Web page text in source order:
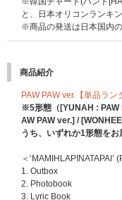
と、日本オリコンランキ
※商品の発送は日本国内
商品紹介
PAW PAW ver.【単品ラン
※5形態（[YUNAH : PAW
AW PAW ver.] /
うち、いずれか1形態をお
＜‘MAMIHLAPINATAPAI’
1. Outbox
2. Photobook
3. Lyric Book